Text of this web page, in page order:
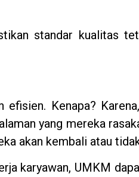
standar kualitas
efisien. Kenapa?
yang mereka
akan kembali atau
karyawan, UMKM